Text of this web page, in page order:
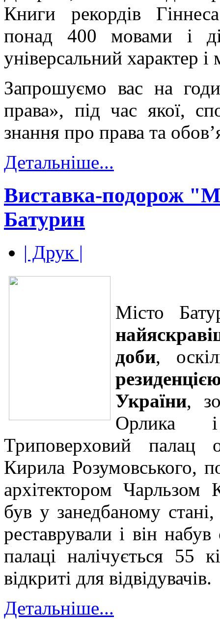
Книги рекордів
понад 400 мовами і
універсальний характер
Запрошуємо вас на
права», під час якої,
знання про права та
Детальніше...
Виставка-подорож
Батурин
| Друк |
Місто
доби,
України,
Орлика і
Триповерховий палац
Кирила Розумовського,
архітектором
був у занедбаному
реставрували і він
палаці налічується 55
відкриті для відвідувачів.
Детальніше...